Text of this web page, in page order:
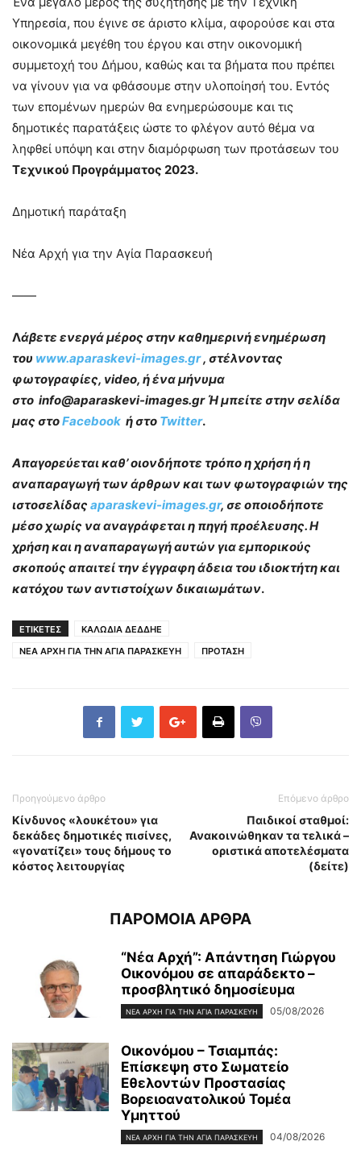
Υπηρεσία, που έγινε σε άριστο κλίμα, αφορούσε και στα
οικονομικά μεγέθη του έργου και στην οικονομική
συμμετοχή του Δήμου, καθώς και τα βήματα που πρέπει
να γίνουν για να φθάσουμε στην υλοποίησή του. Εντός
των επομένων ημερών θα ενημερώσουμε και τις
δημοτικές παρατάξεις ώστε το φλέγον αυτό θέμα να
ληφθεί υπόψη και στην διαμόρφωση των προτάσεων του
Τεχνικού Προγράμματος 2023.
Δημοτική παράταξη
Νέα Αρχή για την Αγία Παρασκευή
——
Λάβετε ενεργά μέρος στην καθημερινή ενημέρωση
του www.aparaskevi-images.gr, στέλνοντας
φωτογραφίες, video, ή ένα μήνυμα
στο info@aparaskevi-images.gr Ή μπείτε στην σελίδα
μας στοFacebook ή στο Twitter.
Απαγορεύεται καθ’ οιονδήποτε τρόπο η χρήση ή η
αναπαραγωγή των άρθρων και των φωτογραφιών της
ιστοσελίδας aparaskevi-images.gr, σε οποιοδήποτε
μέσο χωρίς να αναγράφεται η πηγή προέλευσης. Η
χρήση και η αναπαραγωγή αυτών για εμπορικούς
σκοπούς απαιτεί την έγγραφη άδεια του ιδιοκτήτη και
κατόχου των αντιστοίχων δικαιωμάτων.
ΕΤΙΚΕΤΕΣ
ΚΑΛΩΔΙΑ ΔΕΔΔΗΕ
ΝΕΑ ΑΡΧΗ ΓΙΑ ΤΗΝ ΑΓΙΑ ΠΑΡΑΣΚΕΥΗ
ΠΡΟΤΑΣΗ
Προηγούμενο άρθρο
Κίνδυνος «λουκέτου» για
δεκάδες δημοτικές πισίνες,
«γονατίζει» τους δήμους το
κόστος λειτουργίας
Επόμενο άρθρο
Παιδικοί σταθμοί:
Ανακοινώθηκαν τα τελικά –
οριστικά αποτελέσματα
(δείτε)
ΠΑΡΟΜΟΙΑ ΑΡΘΡΑ
“Νέα Αρχή”: Απάντηση Γιώργου
Οικονόμου σε απαράδεκτο –
προσβλητικό δημοσίευμα
ΝΈΑ ΑΡΧΉ ΓΙΑ ΤΗΝ ΑΓΊΑ ΠΑΡΑΣΚΕΥΉ 05/08/2026
Οικονόμου – Τσιαμπάς:
Επίσκεψη στο Σωματείο
Εθελοντών Προστασίας
Βορειοανατολικού Τομέα
Υμηττού
ΝΈΑ ΑΡΧΉ ΓΙΑ ΤΗΝ ΑΓΊΑ ΠΑΡΑΣΚΕΥΉ 04/08/2026